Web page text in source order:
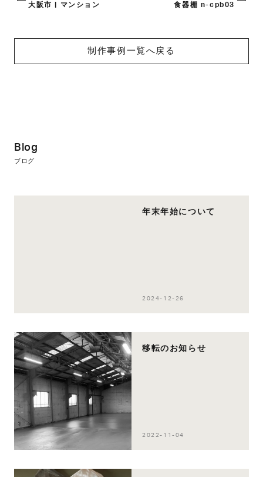
大阪市 | マンション 食器棚 n-cpb03
制作事例一覧へ戻る
Blog
ブログ
年末年始について
2024-12-26
移転のお知らせ
2022-11-04